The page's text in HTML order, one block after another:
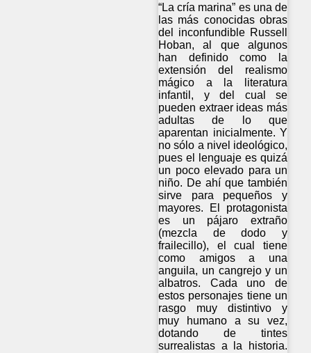
“La cría marina” es una de
las más conocidas obras
del inconfundible Russell
Hoban, al que algunos
han definido como la
extensión del realismo
mágico a la literatura
infantil, y del cual se
pueden extraer ideas más
adultas de lo que
aparentan inicialmente. Y
no sólo a nivel ideológico,
pues el lenguaje es quizá
un poco elevado para un
niño. De ahí que también
sirve para pequeños y
mayores. El protagonista
es un pájaro extraño
(mezcla de dodo y
frailecillo), el cual tiene
como amigos a una
anguila, un cangrejo y un
albatros. Cada uno de
estos personajes tiene un
rasgo muy distintivo y
muy humano a su vez,
dotando de tintes
surrealistas a la historia.